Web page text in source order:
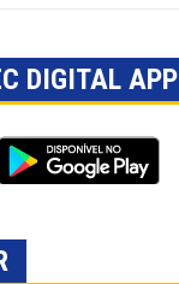
DIGITAL APP